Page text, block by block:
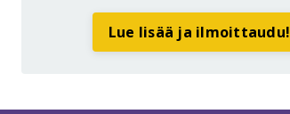
Lue lisää ja ilmoittaudu!